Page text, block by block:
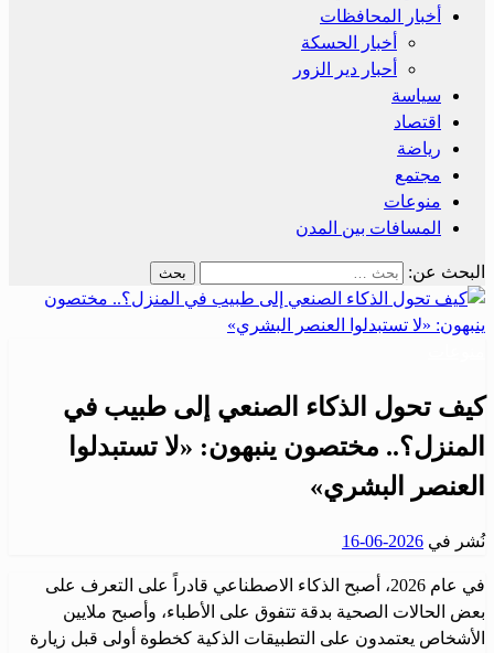
أخبار المحافظات
أخبار الحسكة
أحبار دير الزور
سياسة
اقتصاد
رياضة
مجتمع
منوعات
المسافات بين المدن
البحث عن:
كيف تحول الذكاء الصنعي إلى طبيب في
المنزل؟.. مختصون ينبهون: «لا تستبدلوا
العنصر البشري»
نُشر في 2026-06-16
في عام 2026، أصبح الذكاء الاصطناعي قادراً على التعرف على
بعض الحالات الصحية بدقة تتفوق على الأطباء، وأصبح ملايين
الأشخاص يعتمدون على التطبيقات الذكية كخطوة أولى قبل زيارة